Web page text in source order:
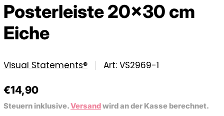
Posterleiste 20x30 cm
Eiche
Visual Statements® Art: VS2969-1
R
e
€14,90
Steuern inklusive.Versandwird an der Kasse berechnet.